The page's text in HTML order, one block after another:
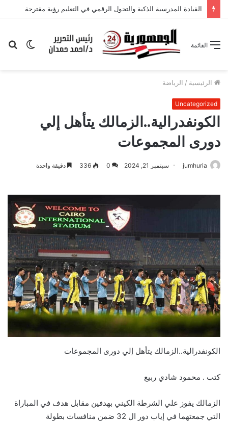
القيادة المدرسية الذكية والتحول الرقمي في التعليم رؤية مقترحة
الوضع
القائمة
الرئيسية / الرياضة
Uncategorized
الكونفدرالية..الزمالك يتأهل إلي
دورى المجموعات
jumhuria سبتمبر 21, 2024 0
336 دقيقة واحدة
الكونفدرالية..الزمالك يتأهل إلي دورى المجموعات
كتب . محمود شادي ربيع
الزمالك يفوز علي الشرطة الكيني بهدفين مقابل هدف في المباراة
التي جمعتهما في إياب دور ال 32 ضمن منافسات بطولة